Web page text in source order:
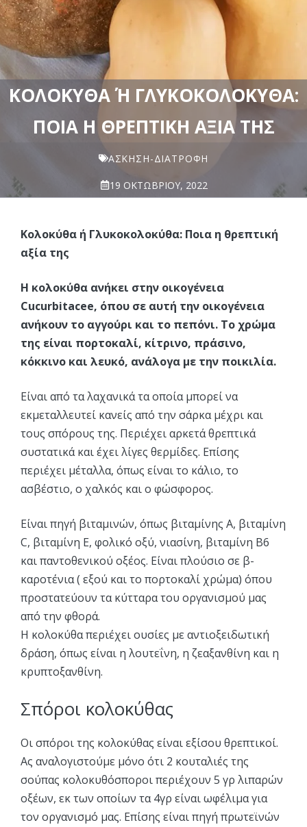
ΚΟΛΟΚΎΘΑ Ή ΓΛΥΚΟΚΟΛΟΚΎΘΑ: Π
ΟΙΑ Η ΘΡΕΠΤΙΚΉ ΑΞΊΑ ΤΗΣ
ΆΣΚΗΣΗ-ΔΙΑΤΡΟΦΉ
19 ΟΚΤΩΒΡΊΟΥ, 2022
Κολοκύθα ή Γλυκοκολοκύθα: Ποια η θρεπτική
αξία της
Η κολοκύθα ανήκει στην οικογένεια
Cucurbitacee, όπου σε αυτή την οικογένεια
ανήκουν το αγγούρι και το πεπόνι. Το χρώμα
της είναι πορτοκαλί, κίτρινο, πράσινο,
κόκκινο και λευκό, ανάλογα με την ποικιλία.
Είναι από τα λαχανικά τα οποία μπορεί να
εκμεταλλευτεί κανείς από την σάρκα μέχρι και
τους σπόρους της. Περιέχει αρκετά θρεπτικά
συστατικά και έχει λίγες θερμίδες. Επίσης
περιέχει μέταλλα, όπως είναι το κάλιο, το
ασβέστιο, ο χαλκός και ο φώσφορος.
Είναι πηγή βιταμινών, όπως βιταμίνης Α, βιταμίνη
C, βιταμίνη Ε, φολικό οξύ, νιασίνη, βιταμίνη Β6
και παντοθενικού οξέος. Είναι πλούσιο σε β-
καροτένια ( εξού και το πορτοκαλί χρώμα) όπου
προστατεύουν τα κύτταρα του οργανισμού μας
από την φθορά.
Η κολοκύθα περιέχει ουσίες με αντιοξειδωτική
δράση, όπως είναι η λουτεΐνη, η ζεαξανθίνη και η
κρυπτοξανθίνη.
Σπόροι κολοκύθας
Οι σπόροι της κολοκύθας είναι εξίσου θρεπτικοί.
Ας αναλογιστούμε μόνο ότι 2 κουταλιές της
σούπας κολοκυθόσποροι περιέχουν 5 γρ λιπαρών
οξέων, εκ των οποίων τα 4γρ είναι ωφέλιμα για
τον οργανισμό μας. Επίσης είναι πηγή πρωτεϊνών